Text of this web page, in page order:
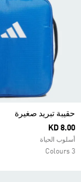
حقيبة تبريد صغيرة
KD 8.00
أسلوب الحياة
3 Colours